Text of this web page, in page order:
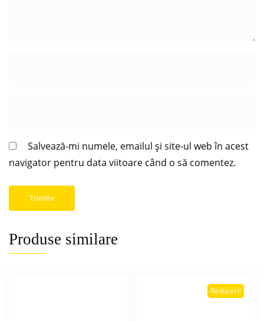
Salvează-mi numele, emailul și site-ul web în acest
navigator pentru data viitoare când o să comentez.
Produse similare
Reduceri!